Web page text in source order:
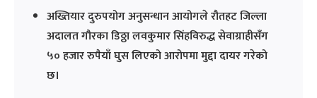
अख्तियार दुरुपयोग अनुसन्धान आयोगले रौतहट जिल्ला
अदालत गौरका डिठ्ठा लवकुमार सिंहविरुद्ध सेवाग्राहीसँग
५० हजार रुपैयाँ घुस लिएको आरोपमा मुद्दा दायर गरेको
छ।